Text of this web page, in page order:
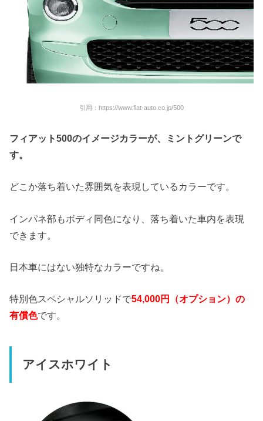
引用：https://www.fiat-auto.co.jp/500
フィアット500のイメージカラーが、ミントグリーンで
す。
どこか落ち着いた雰囲気を表現しているカラーです。
インパネ部もボディ同色になり、落ち着いた車内を表現
できます。
日本車にはない独特なカラーですね。
特別色スペシャルソリッドで54,000円（オプション）の
有償色です。
アイスホワイト